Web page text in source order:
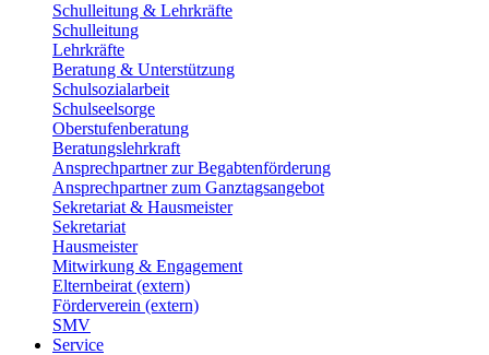
Schulleitung & Lehrkräfte
Schulleitung
Lehrkräfte
Beratung & Unterstützung
Schulsozialarbeit
Schulseelsorge
Oberstufenberatung
Beratungslehrkraft
Ansprechpartner zur Begabtenförderung
Ansprechpartner zum Ganztagsangebot
Sekretariat & Hausmeister
Sekretariat
Hausmeister
Mitwirkung & Engagement
Elternbeirat (extern)
Förderverein (extern)
SMV
Service